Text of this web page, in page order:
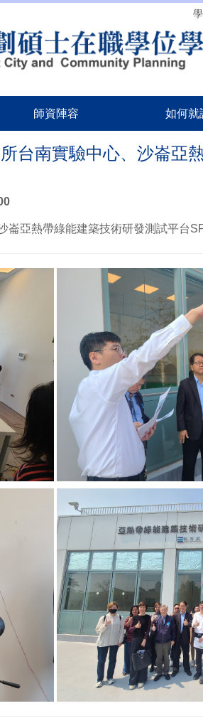
師資陣容 如何就
台南實驗中心、沙崙亞
崙亞熱帶綠能建築技術研發測試平台